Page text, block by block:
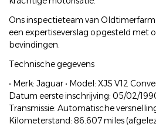
Ons inspectieteam van
een expertiseverslag opgesteld met
bevindingen.
Technische gegevens
• Merk: Jaguar • Model: XJS V12
Datum eerste inschrijving: 05/02/
Transmissie: Automatische
Kilometerstand: 86.607 miles